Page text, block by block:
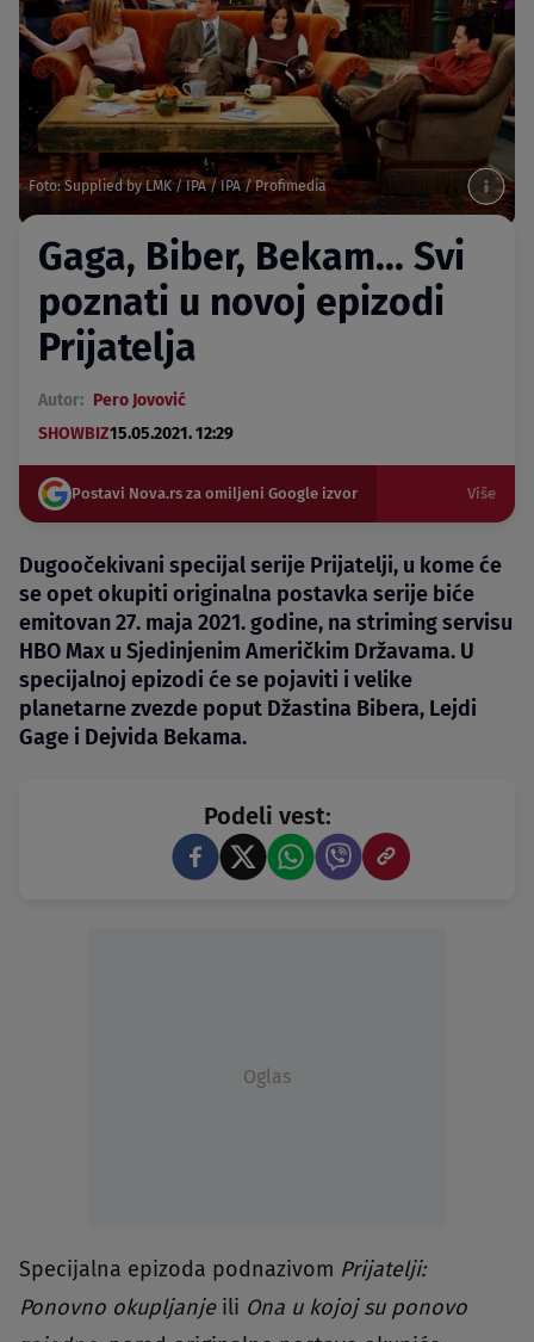
Foto: Supplied by LMK / IPA / IPA / Profimedia
Gaga, Biber, Bekam... Svi
poznati u novoj epizodi
Prijatelja
Autor: Pero Jovović
SHOWBIZ15.05.2021. 12:29
Postavi Nova.rs za omiljeni Google izvor Više
Dugoočekivani specijal serije Prijatelji, u kome će
se opet okupiti originalna postavka serije biće
emitovan 27. maja 2021. godine, na striming servisu
HBO Max u Sjedinjenim Američkim Državama. U
specijalnoj epizodi će se pojaviti i velike
planetarne zvezde poput Džastina Bibera, Lejdi
Gage i Dejvida Bekama.
Podeli vest:
Oglas
Specijalna epizoda podnazivom Prijatelji:
Ponovno okupljanjeili Ona u kojoj su ponovo